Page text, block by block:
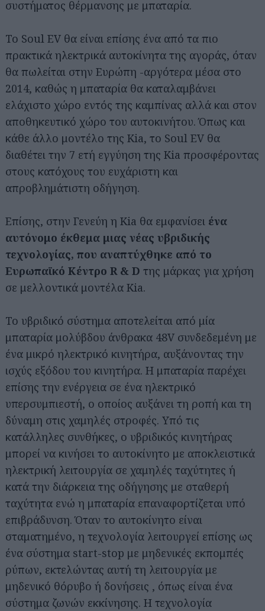
συστήματος θέρμανσης με μπαταρία.
Το Soul EV θα είναι επίσης ένα από τα πιο
πρακτικά ηλεκτρικά αυτοκίνητα της αγοράς, όταν
θα πωλείται στην Ευρώπη -αργότερα μέσα στο
2014, καθώς η μπαταρία θα καταλαμβάνει
ελάχιστο χώρο εντός της καμπίνας αλλά και στον
αποθηκευτικό χώρο του αυτοκινήτου. Όπως και
κάθε άλλο μοντέλο της Kia, το Soul EV θα
διαθέτει την 7 ετή εγγύηση της Kia προσφέροντας
στους κατόχους του ευχάριστη και
απροβλημάτιστη οδήγηση.
Επίσης, στην Γενεύη η Kia θα εμφανίσει ένα
αυτόνομο έκθεμα μιας νέας υβριδικής
τεχνολογίας, που αναπτύχθηκε από το
Ευρωπαϊκό Κέντρο R & D της μάρκας για χρήση
σε μελλοντικά μοντέλα Kia.
Το υβριδικό σύστημα αποτελείται από μία
μπαταρία μολύβδου άνθρακα 48V συνδεδεμένη με
ένα μικρό ηλεκτρικό κινητήρα, αυξάνοντας την
ισχύς εξόδου του κινητήρα. Η μπαταρία παρέχει
επίσης την ενέργεια σε ένα ηλεκτρικό
υπερσυμπιεστή, ο οποίος αυξάνει τη ροπή και τη
δύναμη στις χαμηλές στροφές. Υπό τις
κατάλληλες συνθήκες, ο υβριδικός κινητήρας
μπορεί να κινήσει το αυτοκίνητο με αποκλειστικά
ηλεκτρική λειτουργία σε χαμηλές ταχύτητες ή
κατά την διάρκεια της οδήγησης με σταθερή
ταχύτητα ενώ η μπαταρία επαναφορτίζεται υπό
επιβράδυνση. Όταν το αυτοκίνητο είναι
σταματημένο, η τεχνολογία λειτουργεί επίσης ως
ένα σύστημα start-stop με μηδενικές εκπομπές
ρύπων, εκτελώντας αυτή τη λειτουργία με
μηδενικό θόρυβο ή δονήσεις , όπως είναι ένα
σύστημα ζωνών εκκίνησης. Η τεχνολογία